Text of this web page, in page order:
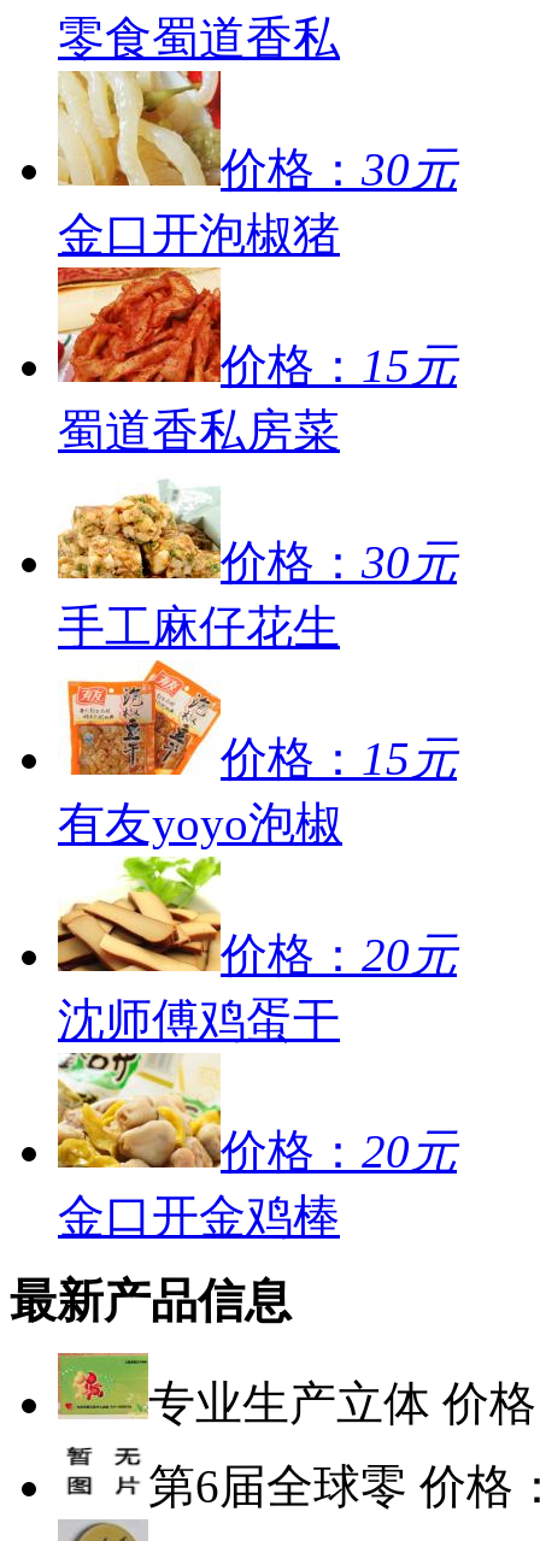
零食蜀道香私
价格： 30元
金口开泡椒猪
价格： 15元
蜀道香私房菜
价格： 30元
手工麻仔花生
价格： 15元
有友yoyo泡椒
价格： 20元
沈师傅鸡蛋干
价格： 20元
金口开金鸡棒
最新产品信息
专业生产立体 价
第6届全球零 价格